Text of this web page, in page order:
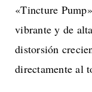
«Tincture
vibrante y de
distorsión
directamente al